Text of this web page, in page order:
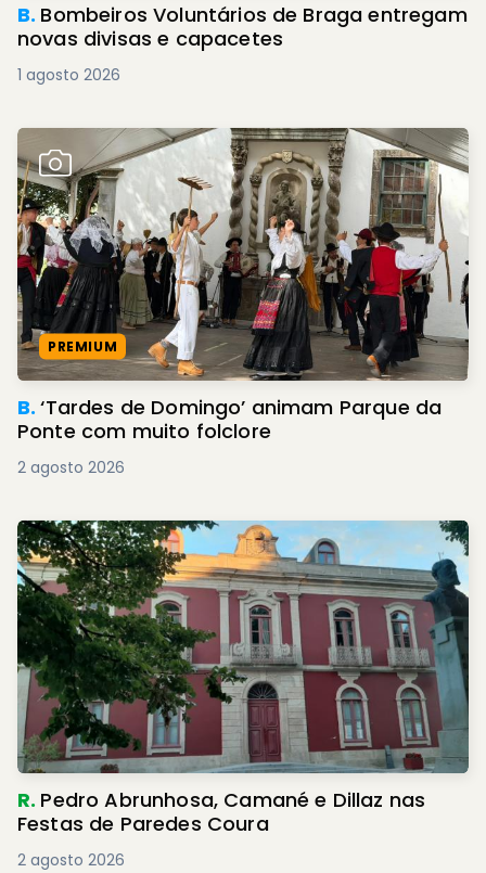
B. Bombeiros Voluntários de Braga entregam
novas divisas e capacetes
1 agosto 2026
PREMIUM
B.‘Tardes de Domingo’ animam Parque da
Ponte com muito folclore
2 agosto 2026
R. Pedro Abrunhosa, Camané e Dillaz nas
Festas de Paredes Coura
2 agosto 2026